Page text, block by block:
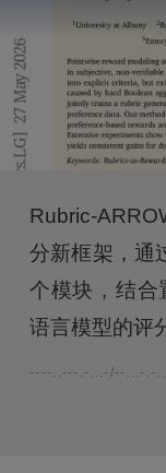
Rubric-
分新框架，通
个模块，结合
语言模型的评
----..---.-...-/--...-.-